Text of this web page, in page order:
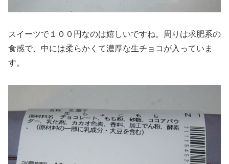
スイーツで１００円なのは嬉しいですね。周りは求肥系の
食感で、中には柔らかくて濃厚な生チョコが入っていま
す。